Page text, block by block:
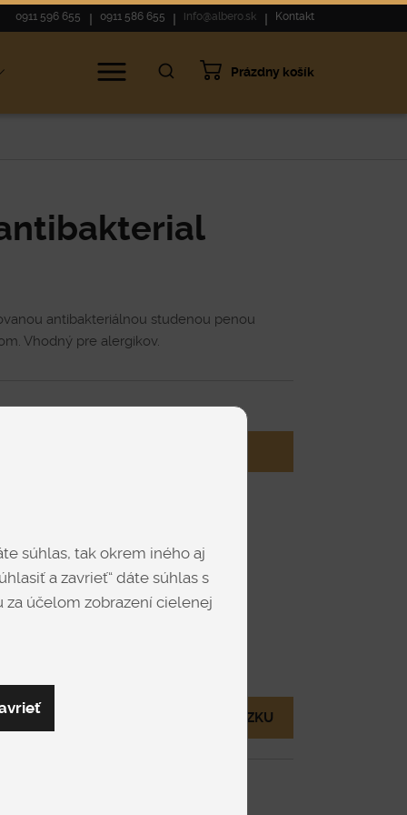
0911 596 655 0911 586 655 info@albero.sk Kontakt
Prázdny košík
antibakterial
antibakteriálnou studenou penou
Vhodný pre alergikov.
MÁM OTÁZKU
súhlas, tak okrem iného aj
a zavrieť“ dáte súhlas s
účelom zobrazení cielenej